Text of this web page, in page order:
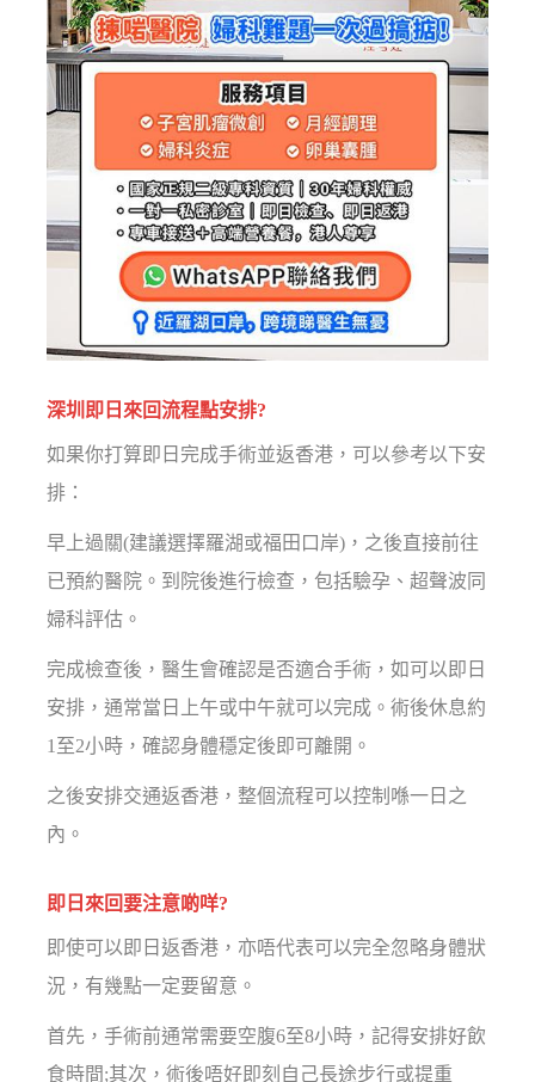
深圳即日來回流程點安排?
如果你打算即日完成手術並返香港，可以參考以下安
排：
早上過關(建議選擇羅湖或福田口岸)，之後直接前往
已預約醫院。到院後進行檢查，包括驗孕、超聲波同
婦科評估。
完成檢查後，醫生會確認是否適合手術，如可以即日
安排，通常當日上午或中午就可以完成。術後休息約
1至2小時，確認身體穩定後即可離開。
之後安排交通返香港，整個流程可以控制喺一日之
內。
即日來回要注意啲咩?
即使可以即日返香港，亦唔代表可以完全忽略身體狀
況，有幾點一定要留意。
首先，手術前通常需要空腹6至8小時，記得安排好飲
食時間;其次，術後唔好即刻自己長途步行或提重